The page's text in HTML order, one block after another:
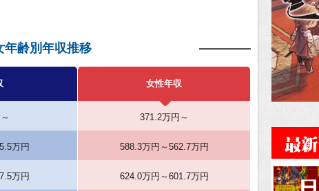
年齢別年収推移
女性年収
371.2万円～
万円 588.3万円～562.7万円
万円 624.0万円～601.7万円